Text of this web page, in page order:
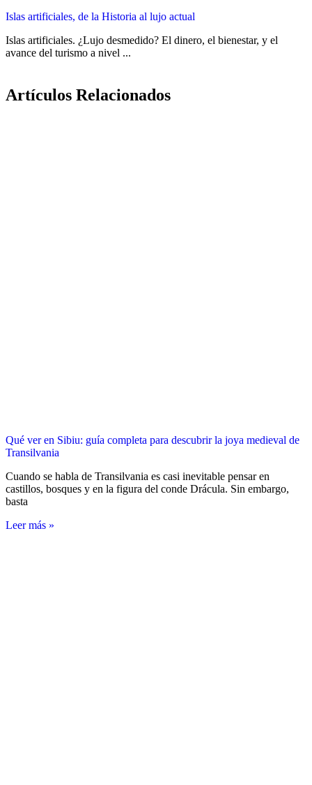
Islas artificiales, de la Historia al lujo actual
Islas artificiales. ¿Lujo desmedido? El dinero, el bienestar, y el
avance del turismo a nivel ...
Artículos Relacionados
Qué ver en Sibiu: guía completa para descubrir la joya medieval de
Transilvania
Cuando se habla de Transilvania es casi inevitable pensar en
castillos, bosques y en la figura del conde Drácula. Sin embargo,
basta
Leer más »